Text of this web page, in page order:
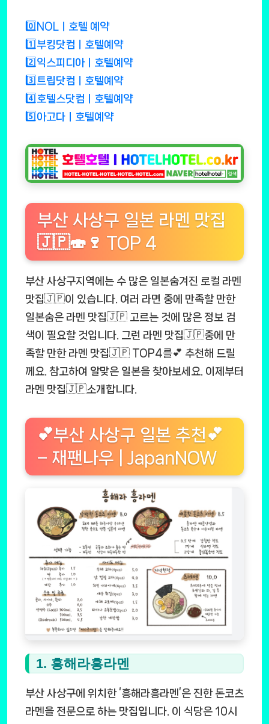
0️⃣NOLㅣ호텔 예약
1️⃣부킹닷컴ㅣ호텔예약
2️⃣익스피디아ㅣ호텔예약
3️⃣트립닷컴ㅣ호텔예약
4️⃣호텔스닷컴ㅣ호텔예약
5️⃣아고다ㅣ호텔예약
부산 사상구 일본 라멘 맛집
🇯🇵🍣🍷 TOP 4
부산 사상구지역에는 수 많은 일본숨겨진 로컬 라멘
맛집🇯🇵이 있습니다. 여러 라면 중에 만족할 만한
일본숨은 라멘 맛집🇯🇵 고르는 것에 많은 정보 검
색이 필요할 것입니다. 그런 라멘 맛집🇯🇵중에 만
족할 만한 라멘 맛집🇯🇵 TOP4를💕 추천해 드릴
께요. 참고하여 알맞은 일본을 찾아보세요. 이제부터
라멘 맛집🇯🇵소개합니다.
💕부산 사상구 일본 추천💕
– 재팬나우 | JapanNOW
1. 흥해라흥라멘
부산 사상구에 위치한 ‘흥해라흥라멘’은 진한 돈코츠
라멘을 전문으로 하는 맛집입니다. 이 식당은 10시